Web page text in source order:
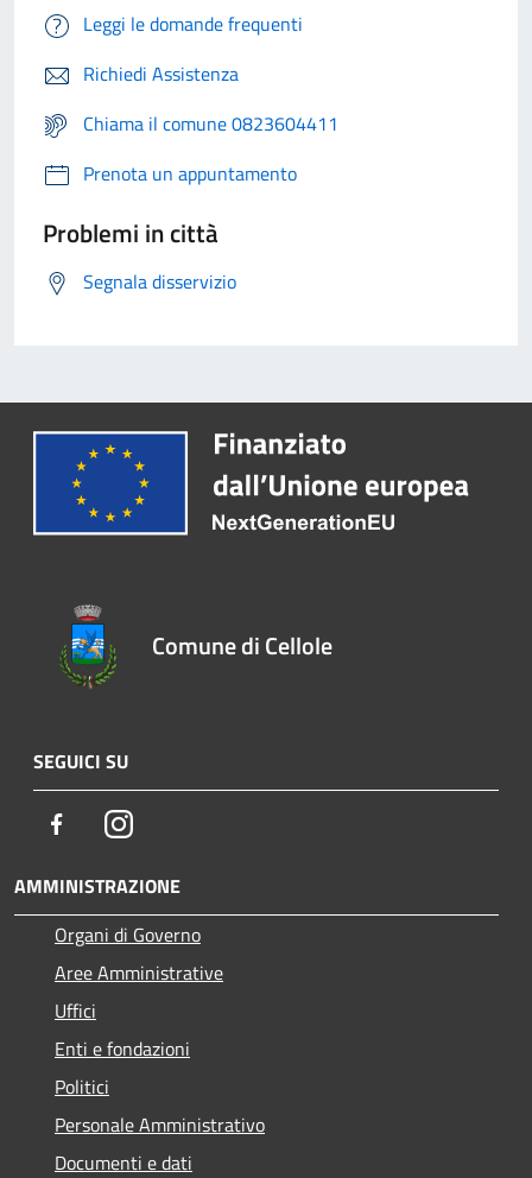
Leggi le domande frequenti
Richiedi Assistenza
Chiama il comune 0823604411
Prenota un appuntamento
Problemi in città
Segnala disservizio
Comune di Cellole
SEGUICI SU
FacebookInstagram
AMMINISTRAZIONE
Organi di Governo
Aree Amministrative
Uffici
Enti e fondazioni
Politici
Personale Amministrativo
Documenti e dati